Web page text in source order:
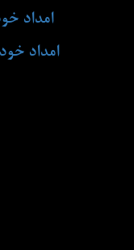
امداد
امداد